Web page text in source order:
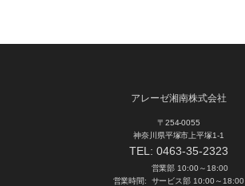
アレーゼ湘南株式会社
〒254-0055
神奈川県平塚市上平塚1-1
TEL:0463-35-2323
営業時間:
営業部 10:00～18:00
サービス部 10:00～18:00